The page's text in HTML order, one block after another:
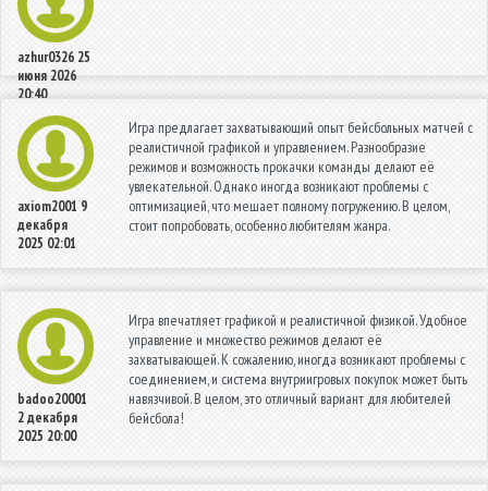
azhur0326 25
июня 2026
20:40
axiom2001 9
декабря
2025 02:01
Игра предлагает захватывающий опыт бейсбольных матчей с
реалистичной графикой и управлением. Разнообразие
режимов и возможность прокачки команды делают её
увлекательной. Однако иногда возникают проблемы с
оптимизацией, что мешает полному погружению. В целом,
стоит попробовать, особенно любителям жанра.
badoo20001
2 декабря
2025 20:00
Игра впечатляет графикой и реалистичной физикой. Удобное
управление и множество режимов делают её
захватывающей. К сожалению, иногда возникают проблемы с
соединением, и система внутриигровых покупок может быть
навязчивой. В целом, это отличный вариант для любителей
бейсбола!